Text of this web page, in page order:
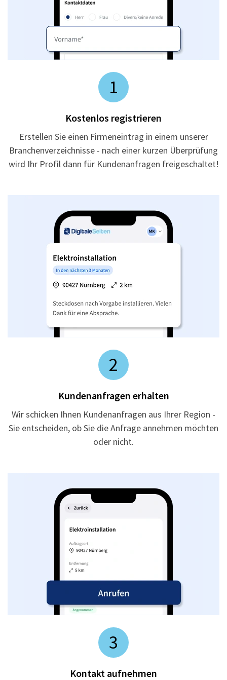
1
Kostenlos registrieren
Erstellen Sie einen Firmeneintrag in einem unserer
Branchenverzeichnisse - nach einer kurzen Überprüfung
wird Ihr Profil dann für Kundenanfragen freigeschaltet!
2
Kundenanfragen erhalten
Wir schicken Ihnen Kundenanfragen aus Ihrer Region -
Sie entscheiden, ob Sie die Anfrage annehmen möchten
oder nicht.
3
Kontakt aufnehmen